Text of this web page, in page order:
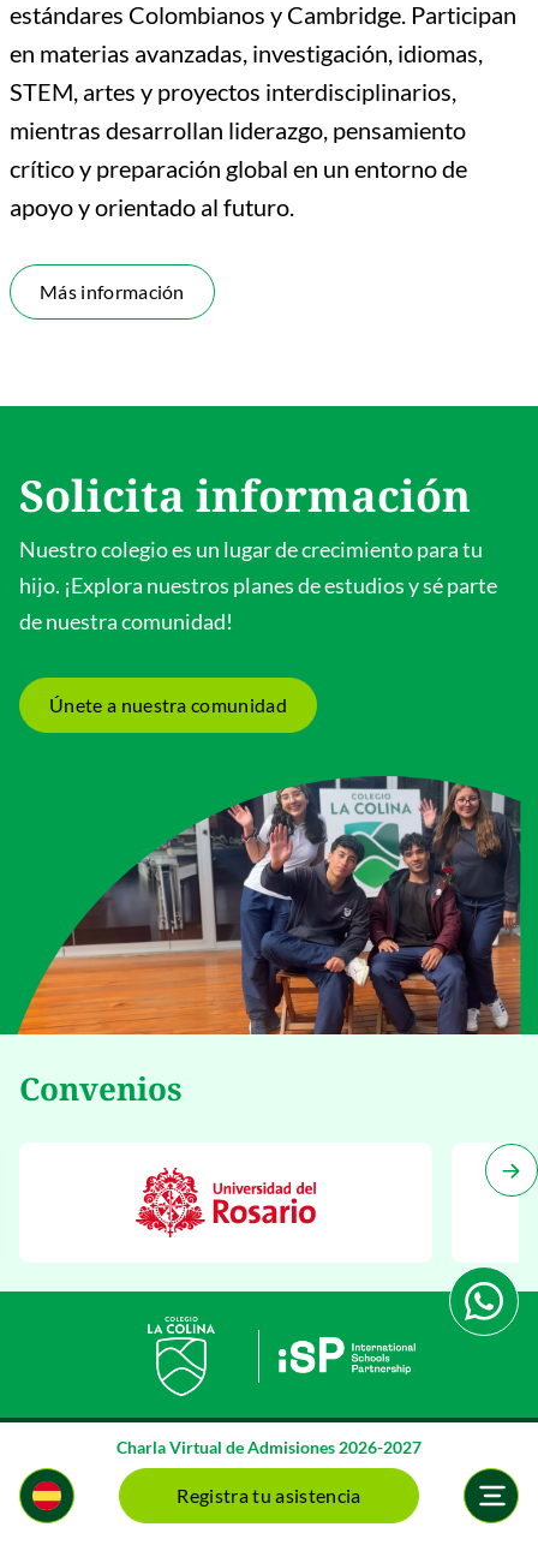
Charla Virtual de Admisiones 2026-2027
Registra tu asistencia
estándares Colombianos y Cambridge. Participan
en materias avanzadas, investigación, idiomas,
STEM, artes y proyectos interdisciplinarios,
mientras desarrollan liderazgo, pensamiento
crítico y preparación global en un entorno de
apoyo y orientado al futuro.
Más información
Solicita información
Nuestro colegio es un lugar de crecimiento para tu
hijo. ¡Explora nuestros planes de estudios y sé parte
de nuestra comunidad!
Únete a nuestra comunidad
Convenios